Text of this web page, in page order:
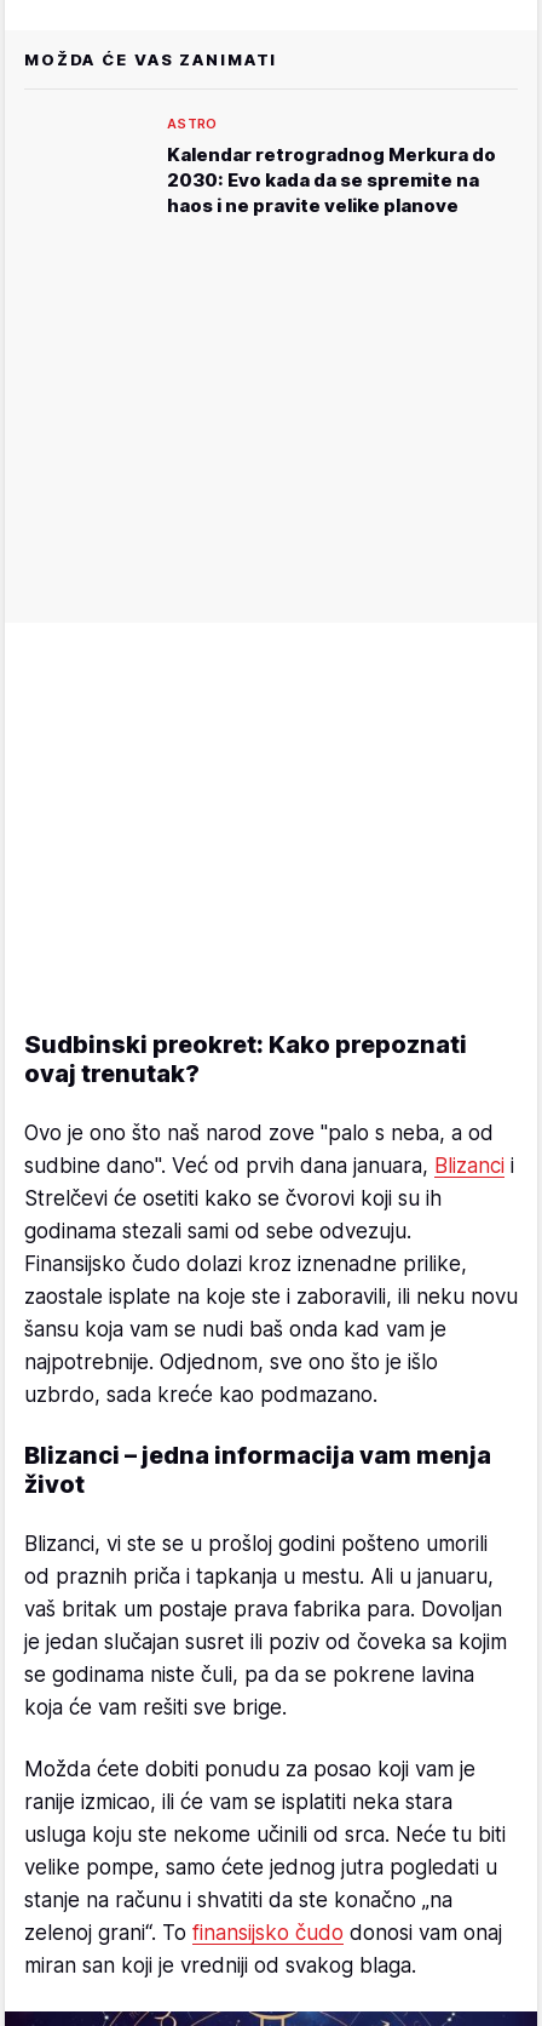
MOŽDA ĆE VAS ZANIMATI
ASTRO
Kalendar retrogradnog Merkura do
2030: Evo kada da se spremite na
haos i ne pravite velike planove
Sudbinski preokret: Kako prepoznati
ovaj trenutak?
Ovo je ono što naš narod zove "palo s neba, a od
sudbine dano". Već od prvih dana januara, Blizanci i
Strelčevi će osetiti kako se čvorovi koji su ih
godinama stezali sami od sebe odvezuju.
Finansijsko čudo dolazi kroz iznenadne prilike,
zaostale isplate na koje ste i zaboravili, ili neku novu
šansu koja vam se nudi baš onda kad vam je
najpotrebnije. Odjednom, sve ono što je išlo
uzbrdo, sada kreće kao podmazano.
Blizanci – jedna informacija vam menja
život
Blizanci, vi ste se u prošloj godini pošteno umorili
od praznih priča i tapkanja u mestu. Ali u januaru,
vaš britak um postaje prava fabrika para. Dovoljan
je jedan slučajan susret ili poziv od čoveka sa kojim
se godinama niste čuli, pa da se pokrene lavina
koja će vam rešiti sve brige.
Možda ćete dobiti ponudu za posao koji vam je
ranije izmicao, ili će vam se isplatiti neka stara
usluga koju ste nekome učinili od srca. Neće tu biti
velike pompe, samo ćete jednog jutra pogledati u
stanje na računu i shvatiti da ste konačno „na
zelenoj grani“. To finansijsko čudo donosi vam onaj
miran san koji je vredniji od svakog blaga.